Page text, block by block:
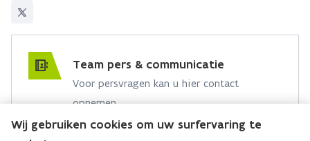
Team pers & communicatie
Voor persvragen kan u hier contact
opnemen.
Hebt u een persvraag? Stel ze hier:
Wij gebruiken cookies om uw surfervaring te